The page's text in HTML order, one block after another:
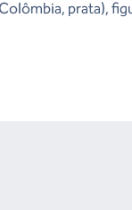
prata),